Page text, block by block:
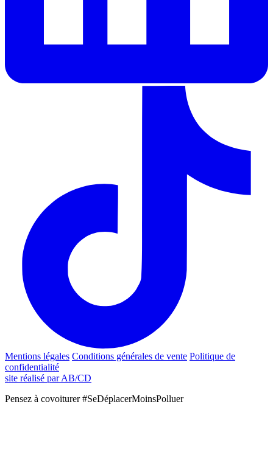
Mentions légales Conditions générales de vente Politique de
confidentialité
site réalisé par AB/CD
Pensez à covoiturer #SeDéplacerMoinsPolluer